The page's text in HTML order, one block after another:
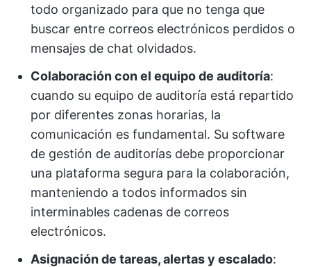
todo organizado para que no tenga que
buscar entre correos electrónicos perdidos o
mensajes de chat olvidados.
Colaboración con el equipo de auditoría:
cuando su equipo de auditoría está repartido
por diferentes zonas horarias, la
comunicación es fundamental. Su software
de gestión de auditorías debe proporcionar
una plataforma segura para la colaboración,
manteniendo a todos informados sin
interminables cadenas de correos
electrónicos.
Asignación de tareas, alertas y escalado: